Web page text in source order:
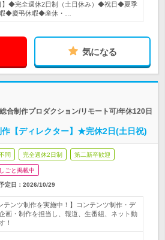
】◆完全週休2日制（土日休み）◆祝日◆夏季
◆慶弔休暇◆産休・…
気になる
合制作プロダクション/リモート可/年休120日
【ディレクター】★完休2日(土日祝)
問 完全週休2日制 第二新卒歓迎
ごと掲載中
定日： 2026/10/29
テンツ制作を実施中！】コンテンツ制作・デ
画・制作を担当し、報道、生番組、ネット動
！